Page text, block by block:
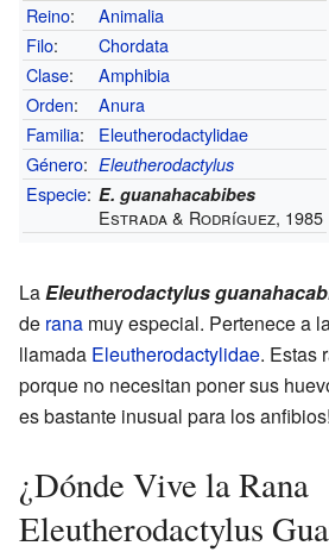
Reino:
Animalia
Filo:
Chordata
Clase:
Amphibia
Orden:
Anura
Familia:
Eleutherodactylidae
Género: Eleutherodactylus
Especie: E. guanahacabibes
Estrada & Rodríguez, 1985
LaEleutherodactylus
de rana muy especial. Pertenece a
llamada Eleutherodactylidae. Estas
porque no necesitan poner sus
es bastante inusual para los anfibios!
¿Dónde Vive la Rana
Eleutherodactylus